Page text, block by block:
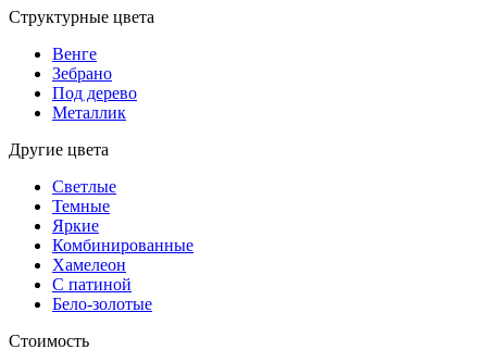
Структурные цвета
Венге
Зебрано
Под дерево
Металлик
Другие цвета
Светлые
Темные
Яркие
Комбинированные
Хамелеон
С патиной
Бело-золотые
Стоимость